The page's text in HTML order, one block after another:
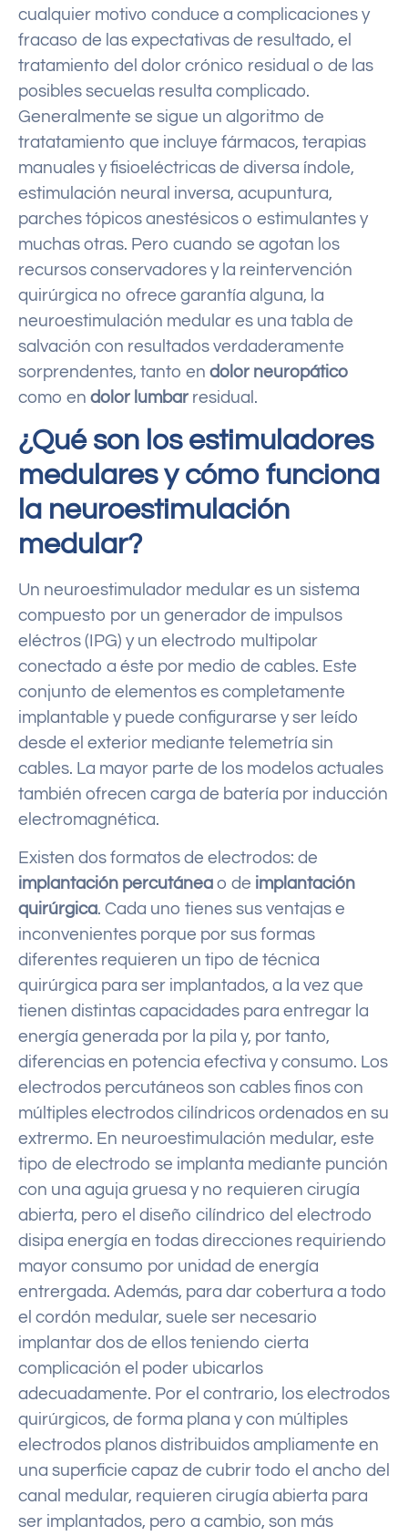
cualquier motivo conduce a complicaciones y
fracaso de las expectativas de resultado, el
tratamiento del dolor crónico residual o de las
posibles secuelas resulta complicado.
Generalmente se sigue un algoritmo de
tratatamiento que incluye fármacos, terapias
manuales y fisioeléctricas de diversa índole,
estimulación neural inversa, acupuntura,
parches tópicos anestésicos o estimulantes y
muchas otras. Pero cuando se agotan los
recursos conservadores y la reintervención
quirúrgica no ofrece garantía alguna, la
neuroestimulación medular es una tabla de
salvación con resultados verdaderamente
sorprendentes, tanto en dolor neuropático
como en dolor lumbar residual.
¿Qué son los estimuladores
medulares y cómo funciona
la neuroestimulación
medular?
Un neuroestimulador medular es un sistema
compuesto por un generador de impulsos
eléctros (IPG) y un electrodo multipolar
conectado a éste por medio de cables. Este
conjunto de elementos es completamente
implantable y puede configurarse y ser leído
desde el exterior mediante telemetría sin
cables. La mayor parte de los modelos actuales
también ofrecen carga de batería por inducción
electromagnética.
Existen dos formatos de electrodos: de
implantación percutánea o de implantación
quirúrgica. Cada uno tienes sus ventajas e
inconvenientes porque por sus formas
diferentes requieren un tipo de técnica
quirúrgica para ser implantados, a la vez que
tienen distintas capacidades para entregar la
energía generada por la pila y, por tanto,
diferencias en potencia efectiva y consumo. Los
electrodos percutáneos son cables finos con
múltiples electrodos cilíndricos ordenados en su
extrermo. En neuroestimulación medular, este
tipo de electrodo se implanta mediante punción
con una aguja gruesa y no requieren cirugía
abierta, pero el diseño cilíndrico del electrodo
disipa energía en todas direcciones requiriendo
mayor consumo por unidad de energía
entrergada. Además, para dar cobertura a todo
el cordón medular, suele ser necesario
implantar dos de ellos teniendo cierta
complicación el poder ubicarlos
adecuadamente. Por el contrario, los electrodos
quirúrgicos, de forma plana y con múltiples
electrodos planos distribuidos ampliamente en
una superficie capaz de cubrir todo el ancho del
canal medular, requieren cirugía abierta para
ser implantados, pero a cambio, son más